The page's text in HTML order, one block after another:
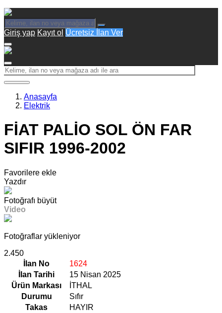
Giriş yap Kayıt ol Ücretsiz İlan Ver
Anasayfa
Elektrik
FİAT PALİO SOL ÖN FAR
SIFIR 1996-2002
Favorilere ekle
Yazdır
Fotoğrafı büyüt
Video
Fotoğraflar yükleniyor
2.450
İlan No
1624
İlan Tarihi
15 Nisan 2025
Ürün Markası
İTHAL
Durumu
Sıfır
Takas
HAYIR